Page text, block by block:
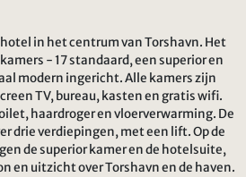
in het centrum van Torshavn. Het
- 17 standaard, een superior en
modern ingericht. Alle kamers zijn
TV, bureau, kasten en gratis wifi.
haardroger en vloerverwarming. De
drie verdiepingen, met een lift. Op de
de superior kamer en de hotelsuite,
en uitzicht over Torshavn en de haven.